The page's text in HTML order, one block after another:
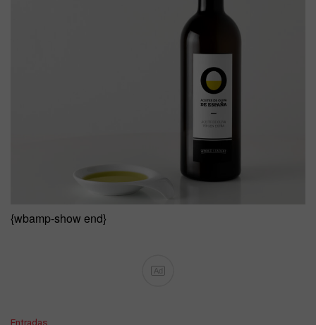
{wbamp-show end}
Ad
C
Entradas